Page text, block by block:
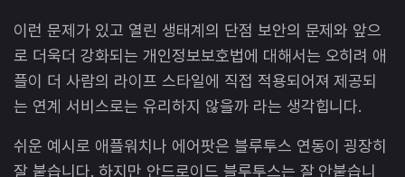
이런 문제가 있고 열린 생태계의 단점 보안의 문제와 앞으
로 더욱더 강화되는 개인정보보호법에 대해서는 오히려 애
플이 더 사람의 라이프 스타일에 직접 적용되어져 제공되
는 연계 서비스로는 유리하지 않을까 라는 생각힙니다.
쉬운 예시로 애플워치나 에어팟은 블루투스 연동이 굉장히
잘 붙습니다. 하지만 안드로이드 블루투스는 잘 안붙습니